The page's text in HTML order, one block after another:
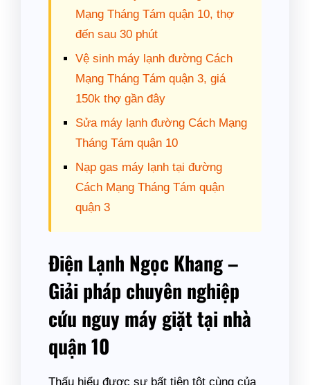
Mạng Tháng Tám quận 10, thợ
đến sau 30 phút
Vệ sinh máy lạnh đường Cách
Mạng Tháng Tám quận 3, giá
150k thợ gần đây
Sửa máy lạnh đường Cách Mạng
Tháng Tám quận 10
Nạp gas máy lạnh tại đường
Cách Mạng Tháng Tám quận
quận 3
Điện Lạnh Ngọc Khang –
Giải pháp chuyên nghiệp
cứu nguy máy giặt tại nhà
quận 10
Thấu hiểu được sự bất tiện tột cùng của